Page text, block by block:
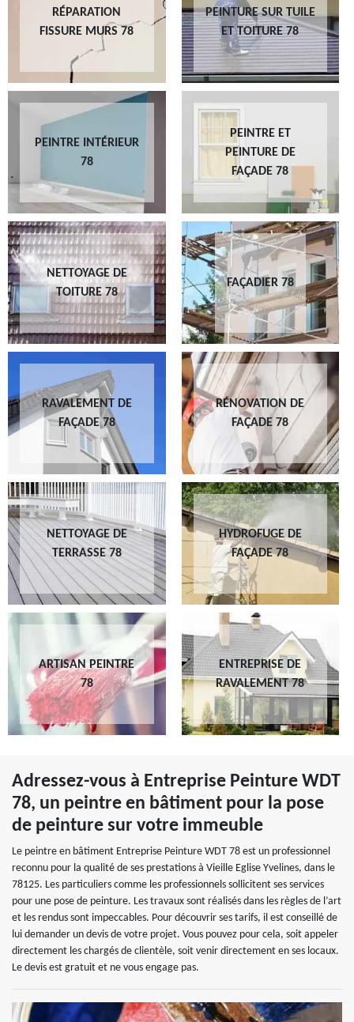
RÉPARATION
FISSURE MURS 78
PEINTURE SUR TUILE
ET TOITURE 78
PEINTRE INTÉRIEUR
78
PEINTRE ET
PEINTURE DE
FAÇADE 78
NETTOYAGE DE
TOITURE 78
FAÇADIER 78
RAVALEMENT DE
FAÇADE 78
RÉNOVATION DE
FAÇADE 78
NETTOYAGE DE
TERRASSE 78
HYDROFUGE DE
FAÇADE 78
ARTISAN PEINTRE
78
ENTREPRISE DE
RAVALEMENT 78
Adressez-vous à Entreprise Peinture WDT
78, un peintre en bâtiment pour la pose
de peinture sur votre immeuble
Le peintre en bâtiment Entreprise Peinture WDT 78 est un professionnel
reconnu pour la qualité de ses prestations à Vieille Eglise Yvelines, dans le
78125. Les particuliers comme les professionnels sollicitent ses services
pour une pose de peinture. Les travaux sont réalisés dans les règles de l’art
et les rendus sont impeccables. Pour découvrir ses tarifs, il est conseillé de
lui demander un devis de votre projet. Vous pouvez pour cela, soit appeler
directement les chargés de clientèle, soit venir directement en ses locaux.
Le devis est gratuit et ne vous engage pas.